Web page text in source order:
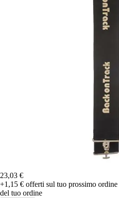
23,03 €
+1,15 € offerti sul tuo prossimo ordine
del tuo ordine